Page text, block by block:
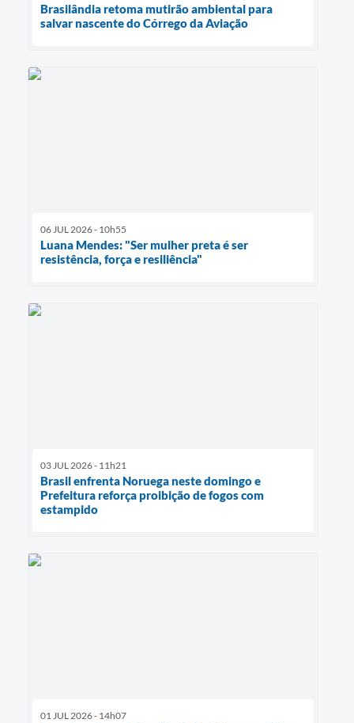
Brasilândia retoma mutirão ambiental para
salvar nascente do Córrego da Aviação
06 JUL 2026 - 10h55
Luana Mendes: "Ser mulher preta é ser
resistência, força e resiliência"
03 JUL 2026 - 11h21
Brasil enfrenta Noruega neste domingo e
Prefeitura reforça proibição de fogos com
estampido
01 JUL 2026 - 14h07